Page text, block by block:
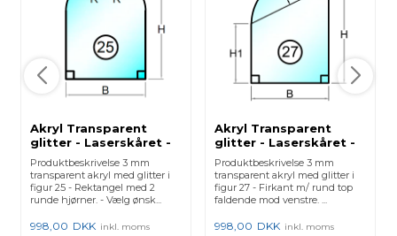
Akryl Transparent
glitter - Laserskåret -
Figur 25
Produktbeskrivelse 3 mm
transparent akryl med glitter i
figur 25 - Rektangel med 2
runde hjørner. - Vælg ønsk...
998,00 DKK inkl. moms
Akryl Transparent
glitter - Laserskåret -
Figur 27
Produktbeskrivelse 3 mm
transparent akryl med glitter i
figur 27 - Firkant m/ rund top
faldende mod venstre. ...
998,00 DKK inkl. moms